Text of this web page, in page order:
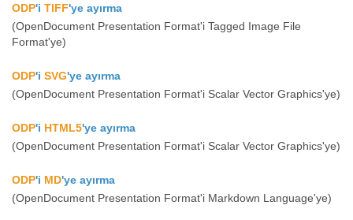
ODP'i TIFF'ye ayırma
(OpenDocument Presentation Format'i Tagged Image File
Format'ye)
ODP'i SVG'ye ayırma
(OpenDocument Presentation Format'i Scalar Vector Graphics'ye)
ODP'i HTML5'ye ayırma
(OpenDocument Presentation Format'i Scalar Vector Graphics'ye)
ODP'i MD'ye ayırma
(OpenDocument Presentation Format'i Markdown Language'ye)